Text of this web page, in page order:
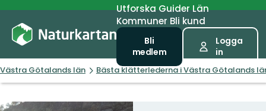
UtforskaGuiderLän
Kommuner Bli kund
Bli
medlem
Logga
in
Västra Götalands län Bästa klätterlederna i Västra Götalands